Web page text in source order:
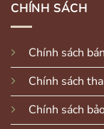
CHÍNH SÁCH
Chính sách
Chính sách
Chính sách